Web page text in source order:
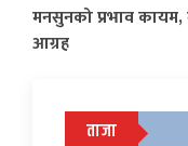
मनसुनको प्रभाव कायम,
आग्रह
ताजा